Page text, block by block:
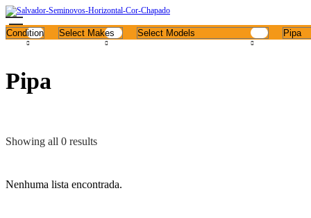
Pipa
Showing all 0 results
Nenhuma lista encontrada.